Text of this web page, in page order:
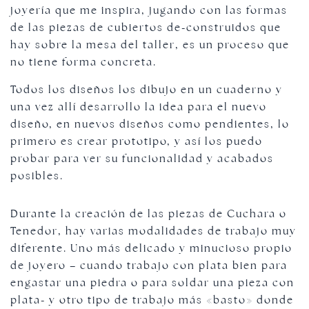
joyería que me inspira, jugando con las formas
de las piezas de cubiertos de-construidos que
hay sobre la mesa del taller, es un proceso que
no tiene forma concreta.
Todos los diseños los dibujo en un cuaderno y
una vez allí desarrollo la idea para el nuevo
diseño, en nuevos diseños como pendientes, lo
primero es crear prototipo, y así los puedo
probar para ver su funcionalidad y acabados
posibles.
Durante la creación de las piezas de Cuchara o
Tenedor, hay varias modalidades de trabajo muy
diferente. Uno más delicado y minucioso propio
de joyero – cuando trabajo con plata bien para
engastar una piedra o para soldar una pieza con
plata- y otro tipo de trabajo más «basto» donde